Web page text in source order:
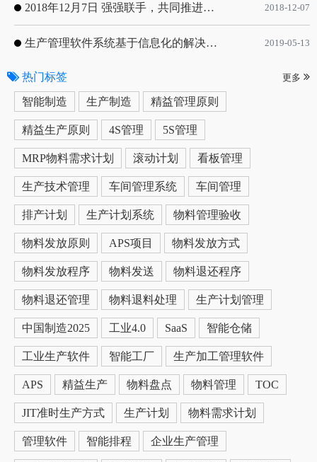
2018年12月7日 强强联手，共同推进电子器件领域APS应用典范 风华高科生产自动化工业互联网应用项目-APS项目启动会 2018-12-07
生产管理软件系统基于信息化的解决方案 2019-05-13
热门标签 更多
智能制造 生产制造 精益管理原则
精益生产原则 4S管理 5S管理
MRP物料需求计划 滚动计划 看板管理
生产技术管理 车间管理系统 车间管理
排产计划 生产计划系统 物料管理验收
物料发放原则 APS项目 物料发放方式
物料发放程序 物料发送 物料退还程序
物料退还管理 物料退料处理 生产计划管理
中国制造2025 工业4.0 SaaS 智能仓储
工业生产软件 智能工厂 生产加工管理软件
APS 精益生产 物料盘点 物料管理 TOC
JIT准时生产方式 生产计划 物料需求计划
管理软件 智能排程 企业生产管理